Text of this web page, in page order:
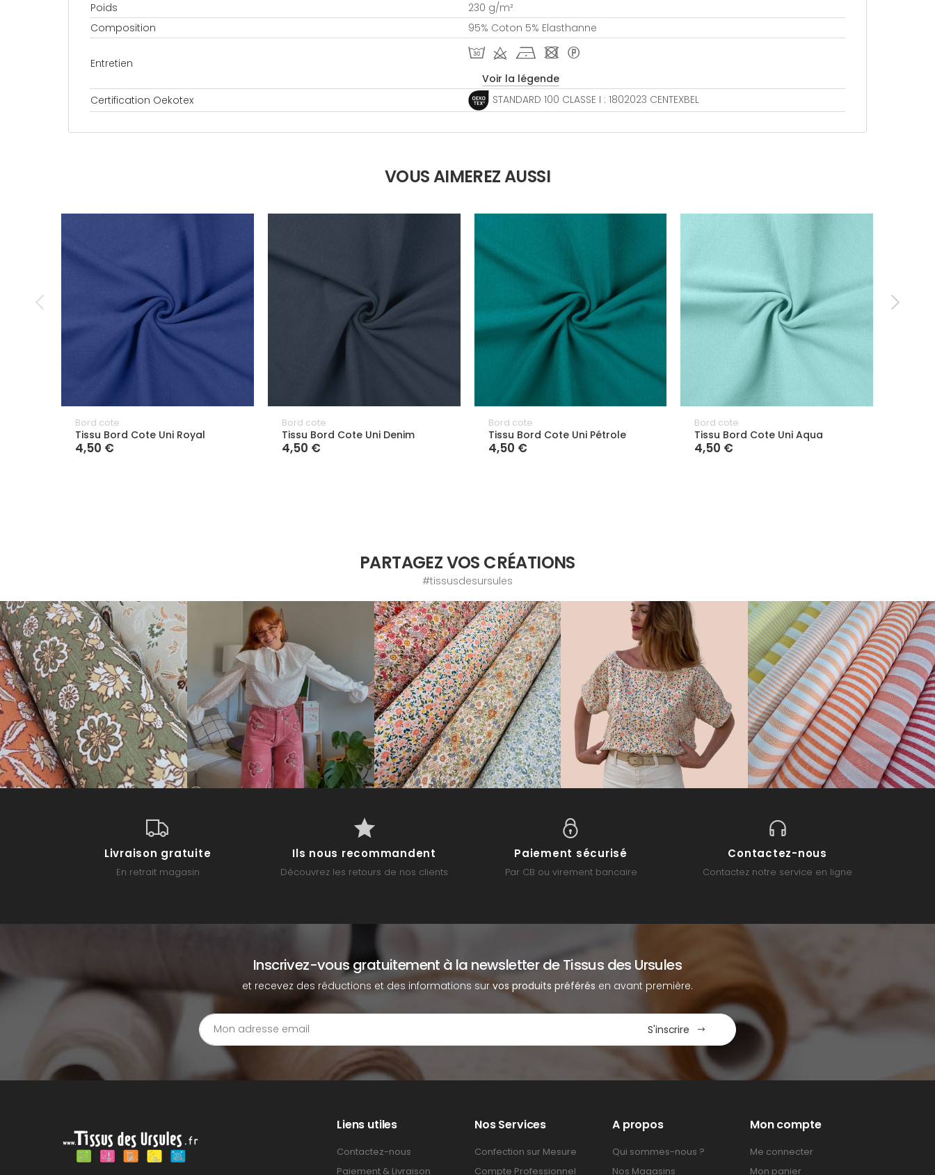
Poids
230 g/m²
Composition
95% Coton 5% Elasthanne
Entretien
T d h - *
Voir la légende
Certification Oekotex
STANDARD 100 CLASSE I : 1802023 CENTEXBEL
VOUS AIMEREZ AUSSI
Bord cote
Tissu Bord Cote Uni Royal
4,50 €
Bord cote
Tissu Bord Cote Uni Denim
4,50 €
Bord cote
Tissu Bord Cote Uni Pétrole
4,50 €
Bord cote
Tissu Bord Cote Uni Aqua
4,50 €
PARTAGEZ VOS CRÉATIONS
#tissusdesursules
Livraison gratuite
En retrait magasin
Ils nous recommandent
Découvrez les retours de nos clients
Paiement sécurisé
Par CB ou virement bancaire
Contactez-nous
Contactez notre service en ligne
Inscrivez-vous gratuitement à la newsletter de Tissus des Ursules
et recevez des réductions et des informations survos produits préférés en avant première.
S'inscrire
Liens utiles
Contactez-nous
Paiement & Livraison
Nos Services
Confection sur Mesure
Compte Professionnel
A propos
Qui sommes-nous ?
Nos Magasins
Mon compte
Me connecter
Mon panier